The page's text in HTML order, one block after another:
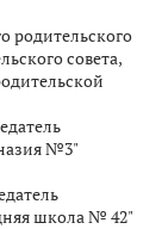
родительского
совета,
№3"
школа № 42"